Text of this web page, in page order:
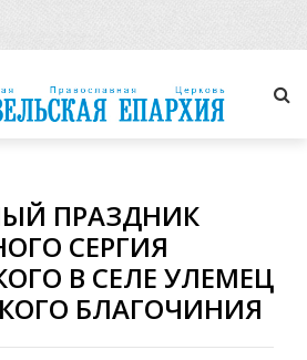
ПРАЗДНИК
СЕРГИЯ
В СЕЛЕ УЛЕМЕЦ
БЛАГОЧИНИЯ